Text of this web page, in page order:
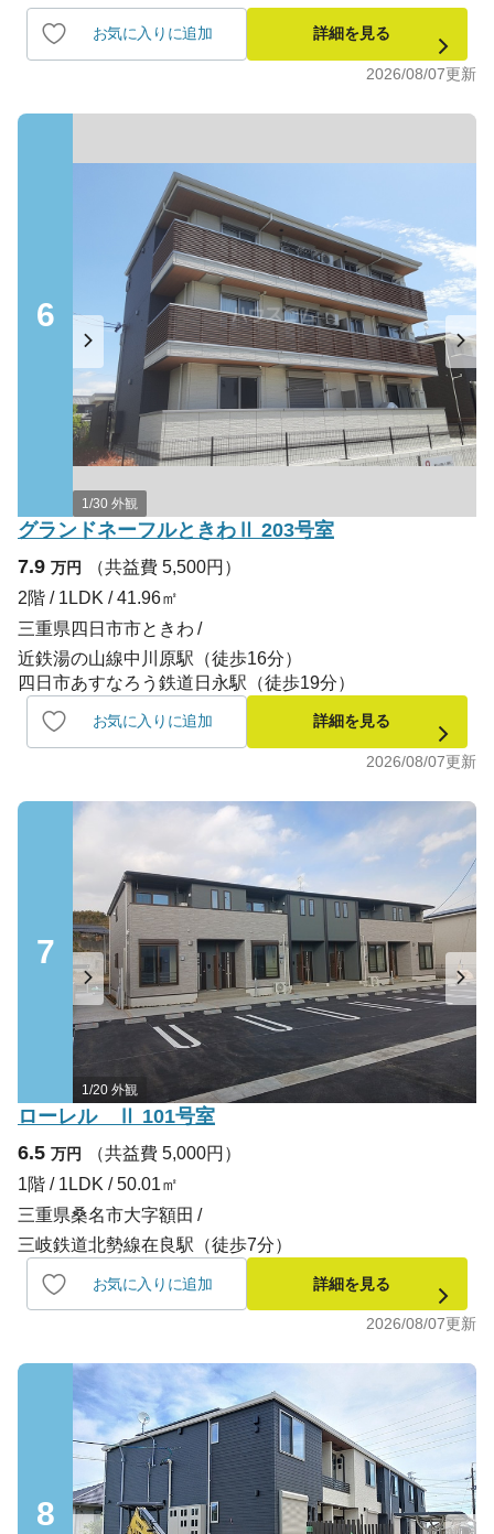
お気に入りに追加 詳細を見る
2026/08/07更新
6
1/30 外観
グランドネーフルときわⅡ 203号室
7.9 万円
（共益費 5,500円）
2階 / 1LDK / 41.96㎡
三重県四日市市ときわ
近鉄湯の山線中川原駅（徒歩16分）
四日市あすなろう鉄道日永駅（徒歩19分）
お気に入りに追加 詳細を見る
2026/08/07更新
7
1/20 外観
ローレル Ⅱ 101号室
6.5 万円
（共益費 5,000円）
1階 / 1LDK / 50.01㎡
三重県桑名市大字額田
三岐鉄道北勢線在良駅（徒歩7分）
お気に入りに追加 詳細を見る
2026/08/07更新
8